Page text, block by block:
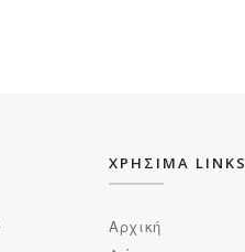
ΧΡΗΣΙΜΑ LINKS
Αρχική